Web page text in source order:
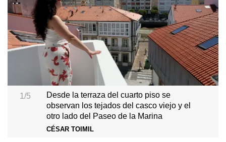
1/5
Desde la terraza del cuarto piso se
observan los tejados del casco viejo y el
otro lado del Paseo de la Marina
CÉSAR TOIMIL